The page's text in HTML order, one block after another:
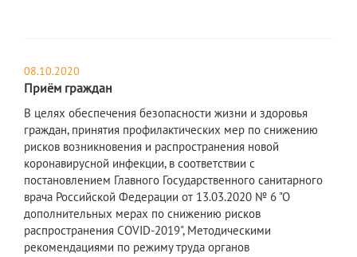
08.10.2020
Приём граждан
В целях обеспечения безопасности жизни и здоровья
граждан, принятия профилактических мер по снижению
рисков возникновения и распространения новой
коронавирусной инфекции, в соответствии с
постановлением Главного Государственного санитарного
врача Российской Федерации от 13.03.2020 № 6 "О
дополнительных мерах по снижению рисков
распространения COVID-2019", Методическими
рекомендациями по режиму труда органов